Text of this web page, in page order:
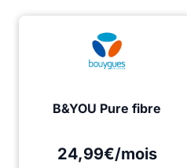
B&YOU Pure fibre
24,99€/mois